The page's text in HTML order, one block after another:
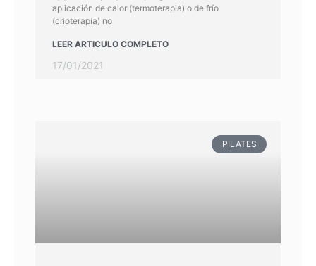
aplicación de calor (termoterapia) o de frío
(crioterapia) no
LEER ARTICULO COMPLETO
17/01/2021
PILATES